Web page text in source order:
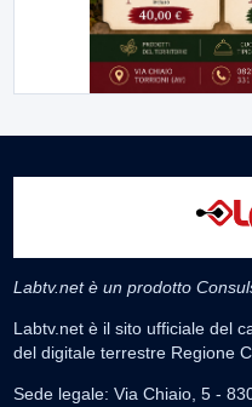
Labtv.net è un prodotto
Labtv.net è il sito ufficiale del
del digitale terrestre Regione
Sede legale: Via Chiaio, 5 -